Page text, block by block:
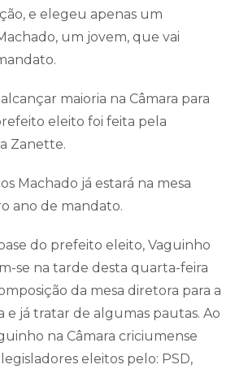
e elegeu apenas um
um jovem, que vai
maioria na Câmara para
eleito foi feita pela
Zanette.
Machado já estará na mesa
ano de mandato.
do prefeito eleito, Vaguinho
se na tarde desta quarta-feira
da mesa diretora para a
e já tratar de algumas pautas. Ao
na Câmara criciumense
eleitos pelo: PSD,